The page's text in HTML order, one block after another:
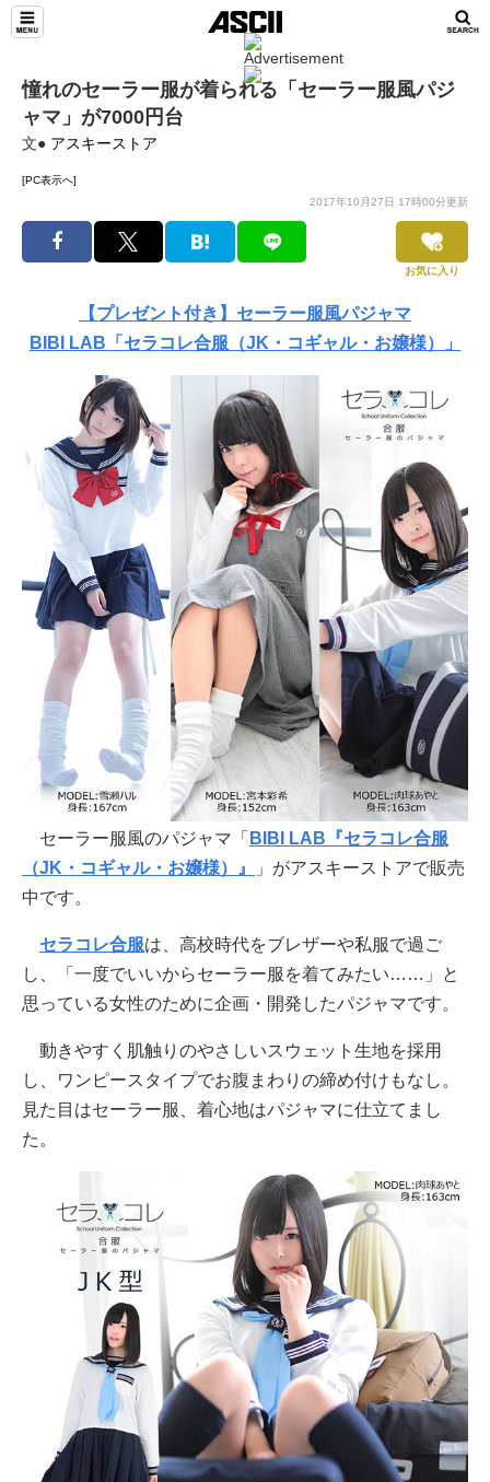
憧れのセーラー服が着られる「セーラー服風パジ
ャマ」が7000円台
文● アスキーストア
[PC表示へ]
2017年10月27日 17時00分更新
お気に入り
【プレゼント付き】セーラー服風パジャマ
BIBI LAB「セラコレ合服（JK・コギャル・お嬢様）」
セーラー服風のパジャマ「 BIBI LAB『セラコレ合服
（JK・コギャル・お嬢様）』
」がアスキーストアで販売
中です。
セラコレ合服は、高校時代をブレザーや私服で過ご
し、「一度でいいからセーラー服を着てみたい……」と
思っている女性のために企画・開発したパジャマです。
動きやすく肌触りのやさしいスウェット生地を採用
し、ワンピースタイプでお腹まわりの締め付けもなし。
見た目はセーラー服、着心地はパジャマに仕立てまし
た。